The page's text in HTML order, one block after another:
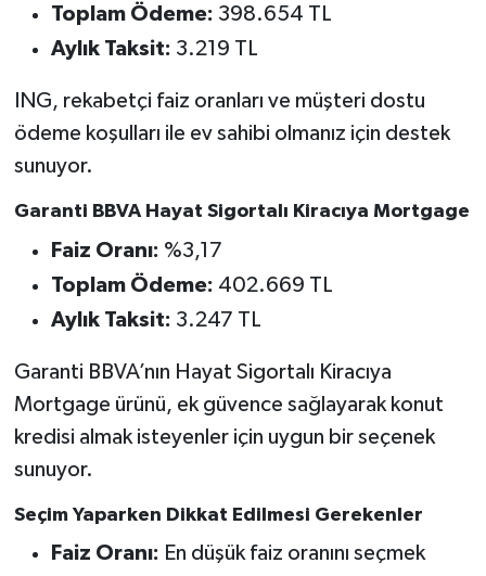
Toplam Ödeme: 398.654 TL
Aylık Taksit: 3.219 TL
ING, rekabetçi faiz oranları ve müşteri dostu
ödeme koşulları ile ev sahibi olmanız için destek
sunuyor.
Garanti BBVA Hayat Sigortalı Kiracıya Mortgage
Faiz Oranı: %3,17
Toplam Ödeme: 402.669 TL
Aylık Taksit: 3.247 TL
Garanti BBVA’nın Hayat Sigortalı Kiracıya
Mortgage ürünü, ek güvence sağlayarak konut
kredisi almak isteyenler için uygun bir seçenek
sunuyor.
Seçim Yaparken Dikkat Edilmesi Gerekenler
Faiz Oranı: En düşük faiz oranını seçmek